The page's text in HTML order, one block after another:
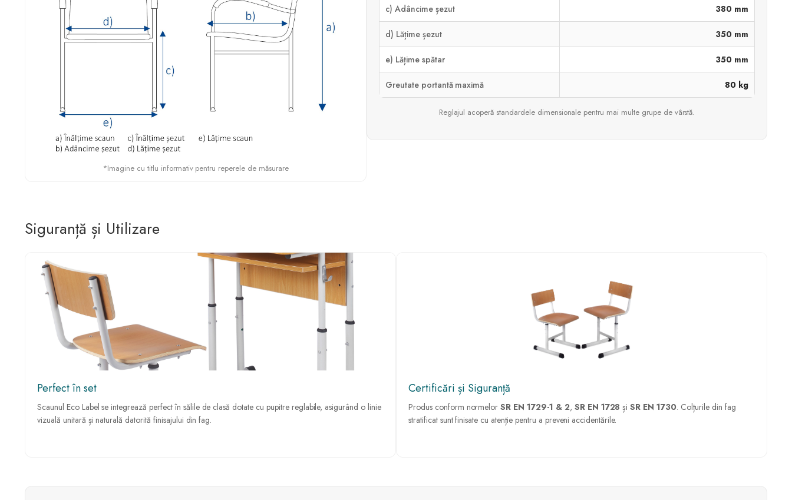
*Imagine cu titlu informativ pentru reperele de măsurare
c) Adâncime șezut 380 mm
d) Lățime șezut 350 mm
e) Lățime spătar 350 mm
Greutate portantă maximă 80 kg
Reglajul acoperă standardele dimensionale pentru mai multe grupe de vârstă.
Siguranță și Utilizare
Perfect în set
Scaunul Eco Label se integrează perfect în sălile de clasă dotate cu pupitre reglabile, asigurând o linie
vizuală unitară și naturală datorită finisajului din fag.
Certificări și Siguranță
Produs conform normelorSR EN 1729-1 & 2, SR EN 1728 șiSR EN 1730. Colțurile din fag
stratificat sunt finisate cu atenție pentru a preveni accidentările.